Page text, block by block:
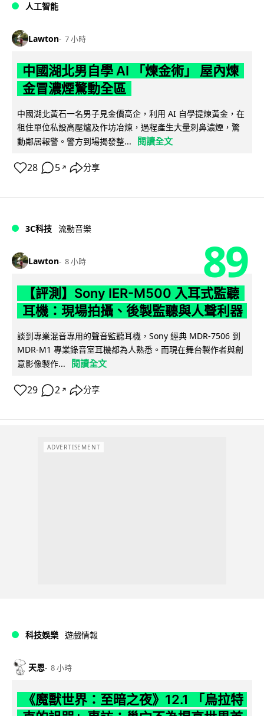
人工智能
Lawton 7 小時
中國湖北男自學 AI 「煉金術」 屋內煉
金冒濃煙驚動全區
中國湖北黃石一名男子見金價高企，利用 AI 自學提煉黃金，在
租住單位私設高壓爐及作坊冶煉，過程產生大量刺鼻濃煙，驚
動鄰居報警。警方到場揭發整...
閱讀全文
28 5 ↗ 分享
3C科技 流動音樂
Lawton 8 小時 89
【評測】Sony IER-M500 入耳式監聽
耳機：現場拍攝、後製監聽與人聲利器
談到專業混音專用的聲音監聽耳機，Sony 經典 MDR-7506 到
MDR-M1 專業錄音室耳機都為人熟悉。而現在舞台製作者與創
意影像製作...
閱讀全文
29 2 ↗ 分享
ADVERTISEMENT
科技娛樂 遊戲情報
天恩 8 小時
《魔獸世界：至暗之夜》12.1 「烏拉特